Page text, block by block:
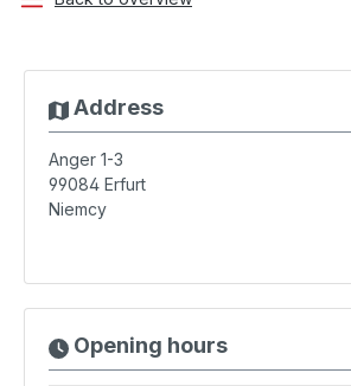
Address
Anger 1-3
99084 Erfurt
Niemcy
Opening hours